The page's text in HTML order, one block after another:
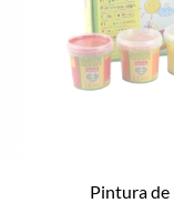
Pintura de